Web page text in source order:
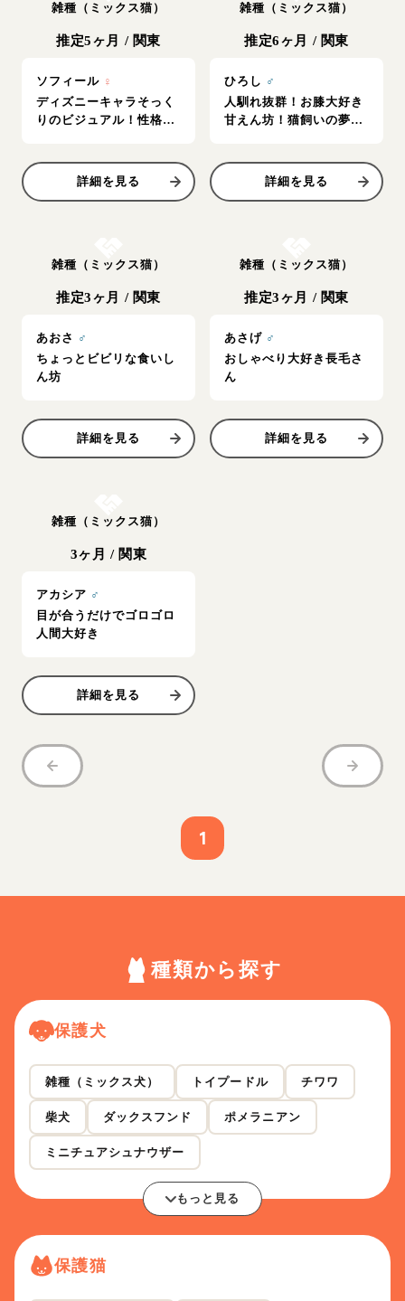
雑種（ミックス猫）
推定5ヶ月 / 関東
ソフィール ♀
ディズニーキャラそっく
りのビジュアル！性格強
詳細を見る
雑種（ミックス猫）
推定6ヶ月 / 関東
ひろし ♂
人馴れ抜群！お膝大好き
甘えん坊！猫飼いの夢を
詳細を見る
雑種（ミックス猫）
推定3ヶ月 / 関東
あおさ ♂
ちょっとビビリな食いし
ん坊
詳細を見る
雑種（ミックス猫）
推定3ヶ月 / 関東
あさげ ♂
おしゃべり大好き長毛さ
ん
詳細を見る
雑種（ミックス猫）
3ヶ月 / 関東
アカシア ♂
目が合うだけでゴロゴロ
人間大好き
詳細を見る
1
種類から探す
保護犬
雑種（ミックス犬） トイプードル チワワ
柴犬 ダックスフンド ポメラニアン
ミニチュアシュナウザー
もっと見る
保護猫